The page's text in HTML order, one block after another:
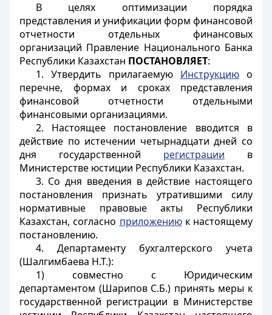
В целях оптимизации порядка
представления и унификации форм финансовой
отчетности отдельных финансовых
организаций Правление Национального Банка
Республики Казахстан ПОСТАНОВЛЯЕТ:
1. Утвердить прилагаемую Инструкциюо
перечне, формах и сроках представления
финансовой отчетности отдельными
финансовыми организациями.
2. Настоящее постановление вводится в
действие по истечении четырнадцати дней со
дня государственной регистрации в
Министерстве юстиции Республики Казахстан.
3. Со дня введения в действие настоящего
постановления признать утратившими силу
нормативные правовые акты Республики
Казахстан, согласно приложениюк настоящему
постановлению.
4. Департаменту бухгалтерского учета
(Шалгимбаева Н.Т.):
1) совместно с Юридическим
департаментом (Шарипов С.Б.) принять меры к
государственной регистрации в Министерстве